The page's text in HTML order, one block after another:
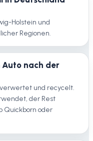
Holstein und
Regionen.
Auto nach der
und recycelt.
der Rest
Quickborn oder